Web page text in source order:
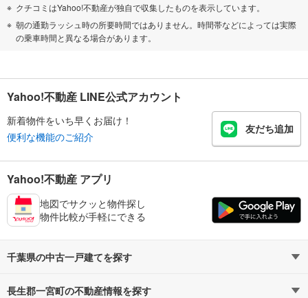
クチコミはYahoo!不動産が独自で収集したものを表示しています。
朝の通勤ラッシュ時の所要時間ではありません。時間帯などによっては実際
の乗車時間と異なる場合があります。
Yahoo!不動産 LINE公式アカウント
新着物件をいち早くお届け！
便利な機能のご紹介
友だち追加
Yahoo!不動産 アプリ
地図でサクッと物件探し
物件比較が手軽にできる
千葉県の中古一戸建てを探す
路線・駅から探す
長生郡一宮町の不動産情報を探す